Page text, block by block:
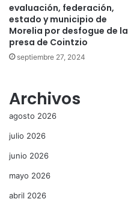
evaluación, federación,
estado y municipio de
Morelia por desfogue de la
presa de Cointzio
septiembre 27, 2024
Archivos
agosto 2026
julio 2026
junio 2026
mayo 2026
abril 2026